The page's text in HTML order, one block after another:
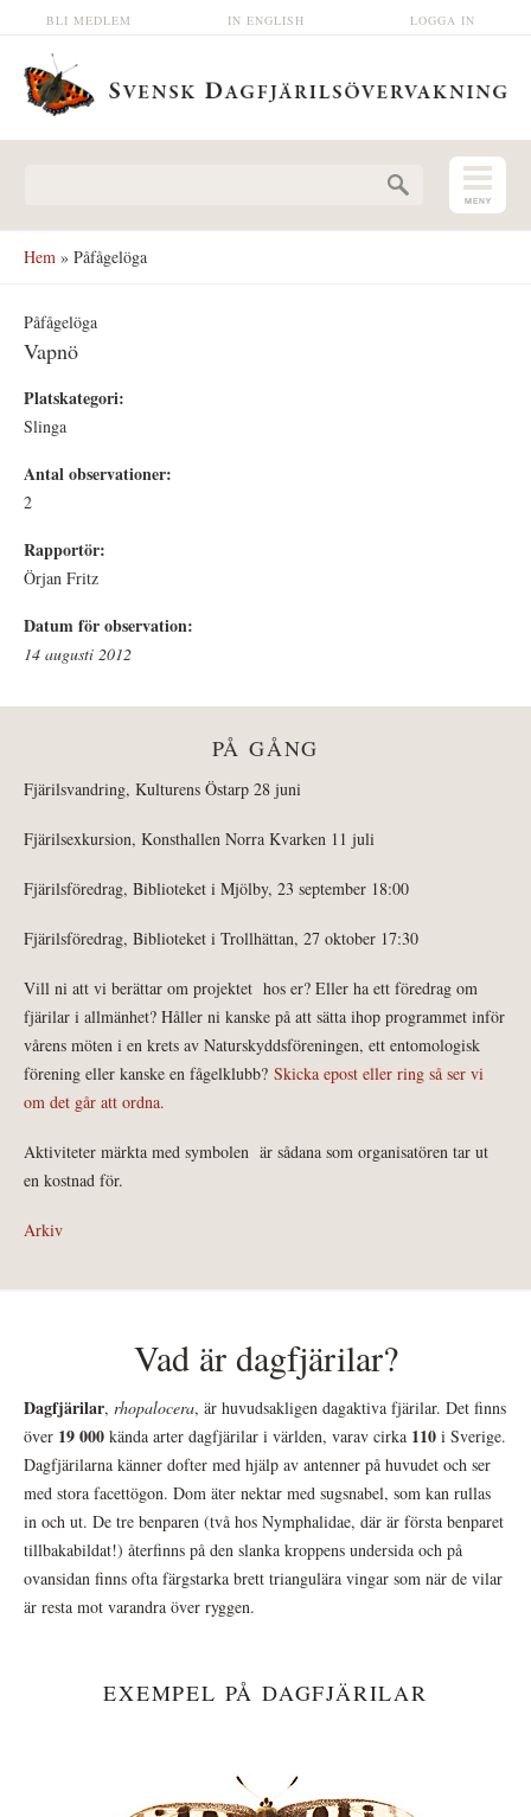
Hoppa till huvudinnehåll LOGGA IN
IN ENGLISH
BLI MEDLEM
Hem » Påfågelöga
Påfågelöga
Vapnö
Platskategori:
Slinga
Antal observationer:
2
Rapportör:
Örjan Fritz
Datum för observation:
14 augusti 2012
PÅ GÅNG
Fjärilsvandring, Kulturens Östarp 28 juni
Fjärilsexkursion, Konsthallen Norra Kvarken 11 juli
Fjärilsföredrag, Biblioteket i Mjölby, 23 september 18:00
Fjärilsföredrag, Biblioteket i Trollhättan, 27 oktober 17:30
Vill ni att vi berättar om projektet hos er? Eller ha ett föredrag om
fjärilar i allmänhet? Håller ni kanske på att sätta ihop programmet inför
vårens möten i en krets av Naturskyddsföreningen, ett entomologisk
förening eller kanske en fågelklubb? Skicka epost eller ring så ser vi
om det går att ordna.
Aktiviteter märkta med symbolen är sådana som organisatören tar ut
en kostnad för.
Arkiv
Vad är dagfjärilar?
Dagfjärilar, rhopalocera, är huvudsakligen dagaktiva fjärilar. Det finns
över 19 000 kända arter dagfjärilar i världen, varav cirka 110 i Sverige.
Dagfjärilarna känner dofter med hjälp av antenner på huvudet och ser
med stora facettögon. Dom äter nektar med sugsnabel, som kan rullas
in och ut. De tre benparen (två hos Nymphalidae, där är första benparet
tillbakabildat!) återfinns på den slanka kroppens undersida och på
ovansidan finns ofta färgstarka brett triangulära vingar som när de vilar
är resta mot varandra över ryggen.
EXEMPEL PÅ DAGFJÄRILAR